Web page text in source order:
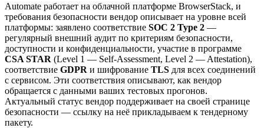
Automate работает на облачной платформе BrowserStack, и
требования безопасности вендор описывает на уровне всей
платформы: заявлено соответствие SOC 2 Type 2 —
регулярный внешний аудит по критериям безопасности,
доступности и конфиденциальности, участие в программе
CSA STAR (Level 1 — Self-Assessment, Level 2 — Attestation),
соответствие GDPR и шифрование TLS для всех соединений
с сервисом. Эти соответствия описывают, как вендор
обращается с данными ваших тестовых прогонов.
Актуальный статус вендор поддерживает на своей странице
безопасности — ссылку на неё прикладываем к тендерному
пакету.